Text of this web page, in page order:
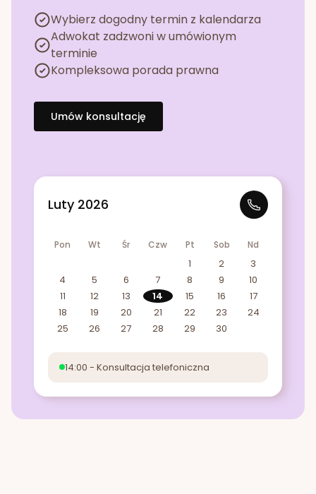
Wybierz dogodny termin z kalendarza
Adwokat zadzwoni w umówionym
terminie
Kompleksowa porada prawna
Umów konsultację
Luty 2026
Pon Wt Śr Czw Pt Sob Nd
1 2
3
4
5 6 7 8 9
10
11
12 13 14 15 16
17
18
19 20 21 22 23
24
25
26 27 28 29 30
14:00 - Konsultacja telefoniczna